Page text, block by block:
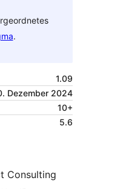
.
1.09
Dezember 2024
10+
5.6
Consulting